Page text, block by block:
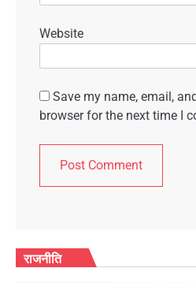
Website
Save my name, email,
browser for the next time I
राजनीति